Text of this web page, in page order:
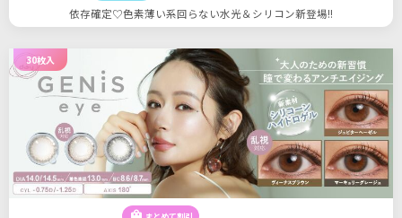
21 21件
依存確定♡色素薄い系回らない水光＆シリコン新登場!!
30枚入